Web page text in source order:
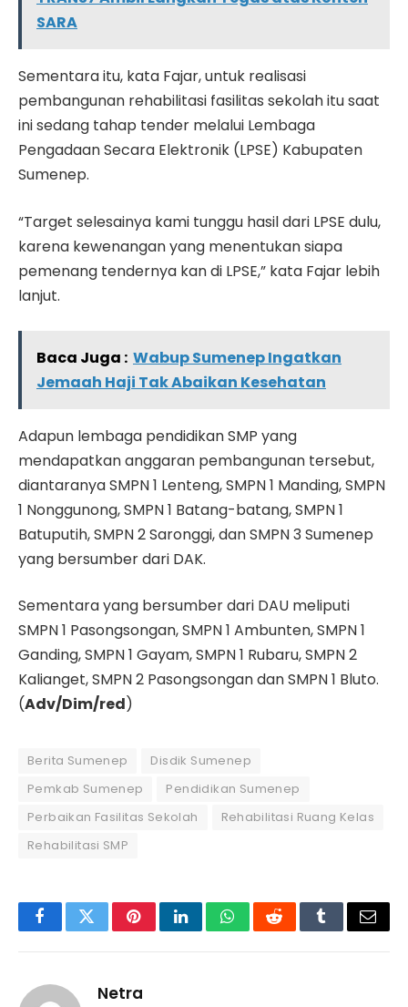
SARA
Sementara itu, kata Fajar, untuk realisasi
pembangunan rehabilitasi fasilitas sekolah itu saat
ini sedang tahap tender melalui Lembaga
Pengadaan Secara Elektronik (LPSE) Kabupaten
Sumenep.
“Target selesainya kami tunggu hasil dari LPSE dulu,
karena kewenangan yang menentukan siapa
pemenang tendernya kan di LPSE,” kata Fajar lebih
lanjut.
Baca Juga : Wabup Sumenep Ingatkan
Jemaah Haji Tak Abaikan Kesehatan
Adapun lembaga pendidikan SMP yang
mendapatkan anggaran pembangunan tersebut,
diantaranya SMPN 1 Lenteng, SMPN 1 Manding, SMPN
1 Nonggunong, SMPN 1 Batang-batang, SMPN 1
Batuputih, SMPN 2 Saronggi, dan SMPN 3 Sumenep
yang bersumber dari DAK.
Sementara yang bersumber dari DAU meliputi
SMPN 1 Pasongsongan, SMPN 1 Ambunten, SMPN 1
Ganding, SMPN 1 Gayam, SMPN 1 Rubaru, SMPN 2
Kalianget, SMPN 2 Pasongsongan dan SMPN 1 Bluto.
(Adv/Dim/red)
Berita Sumenep
Disdik Sumenep
Pemkab Sumenep
Pendidikan Sumenep
Perbaikan Fasilitas Sekolah
Rehabilitasi Ruang Kelas
Rehabilitasi SMP
FacebookTwitterPinterestLinkedInWhatsAppRedditTumblrEmail
Netra